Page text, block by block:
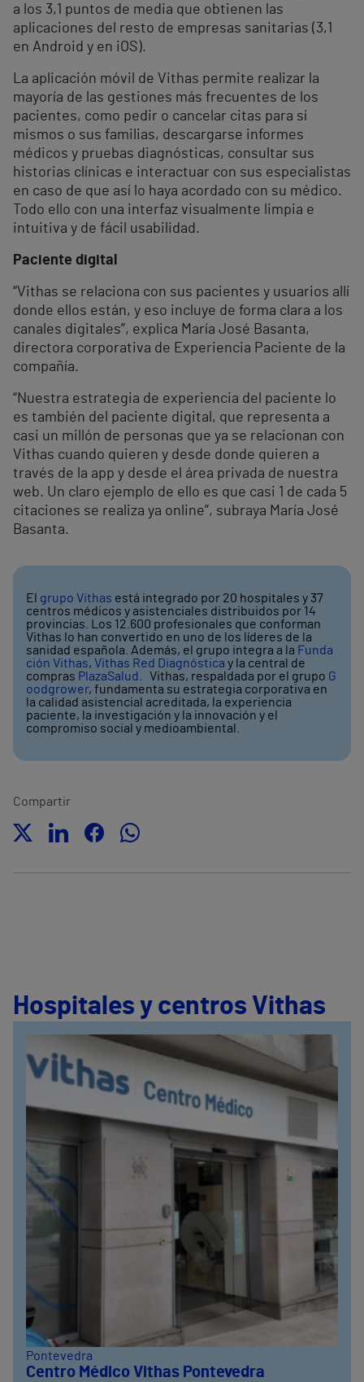
a los 3,1 puntos de media que obtienen las
aplicaciones del resto de empresas sanitarias (3,1
en Android y en iOS).
La aplicación móvil de Vithas permite realizar la
mayoría de las gestiones más frecuentes de los
pacientes, como pedir o cancelar citas para sí
mismos o sus familias, descargarse informes
médicos y pruebas diagnósticas, consultar sus
historias clínicas e interactuar con sus especialistas
en caso de que así lo haya acordado con su médico.
Todo ello con una interfaz visualmente limpia e
intuitiva y de fácil usabilidad.
Paciente digital
“Vithas se relaciona con sus pacientes y usuarios allí
donde ellos están, y eso incluye de forma clara a los
canales digitales”, explica María José Basanta,
directora corporativa de Experiencia Paciente de la
compañía.
“Nuestra estrategia de experiencia del paciente lo
es también del paciente digital, que representa a
casi un millón de personas que ya se relacionan con
Vithas cuando quieren y desde donde quieren a
través de la app y desde el área privada de nuestra
web. Un claro ejemplo de ello es que casi 1 de cada 5
citaciones se realiza ya online”, subraya María José
Basanta.
El grupo Vithas está integrado por 20 hospitales y 37
centros médicos y asistenciales distribuidos por 14
provincias. Los 12.600 profesionales que conforman
Vithas lo han convertido en uno de los líderes de la
sanidad española. Además, el grupo integra a la Funda
ción Vithas, Vithas Red Diagnóstica y la central de
compras PlazaSalud . Vithas, respaldada por el grupo G
oodgrower, fundamenta su estrategia corporativa en
la calidad asistencial acreditada, la experiencia
paciente, la investigación y la innovación y el
compromiso social y medioambiental.
Compartir
Hospitales y centros Vithas
Pontevedra
Centro Médico Vithas Pontevedra